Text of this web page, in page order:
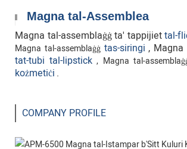
Magna tal-Assemblea
Magna tal-assemblaġġ ta' tappijiettal-
Magna tal-assemblaġġ tas-siringi , Magna
tat-tubi tal-lipstick , Magna tal-
kożmetiċi .
COMPANY PROFILE